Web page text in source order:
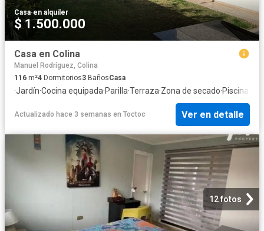
Casa·en alquiler
$ 1.500.000
Casa en Colina
Manuel Rodríguez, Colina
116 m²4 Dormitorios3 BañosCasa
·Jardín·Cocina equipada·Parilla·Terraza·Zona de secado·Piscina
Actualizado hace 3 semanas en Toctoc Ver en detalle
12 fotos